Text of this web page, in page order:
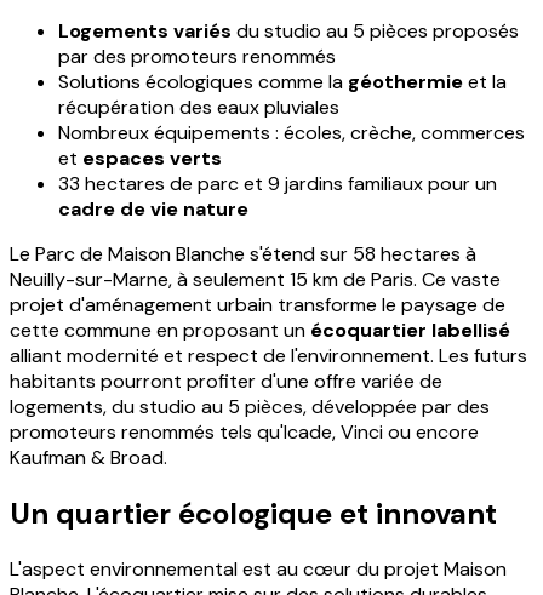
Logements variés du studio au 5 pièces proposés
par des promoteurs renommés
Solutions écologiques comme la géothermieet la
récupération des eaux pluviales
Nombreux équipements : écoles, crèche, commerces
et espaces verts
33 hectares de parc et 9 jardins familiaux pour un
cadre de vie nature
Le Parc de Maison Blanche s'étend sur 58 hectares à
Neuilly-sur-Marne, à seulement 15 km de Paris. Ce vaste
projet d'aménagement urbain transforme le paysage de
cette commune en proposant un écoquartier labellisé
alliant modernité et respect de l'environnement. Les futurs
habitants pourront profiter d'une offre variée de
logements, du studio au 5 pièces, développée par des
promoteurs renommés tels qu'Icade, Vinci ou encore
Kaufman & Broad.
Un quartier écologique et innovant
L'aspect environnemental est au cœur du projet Maison